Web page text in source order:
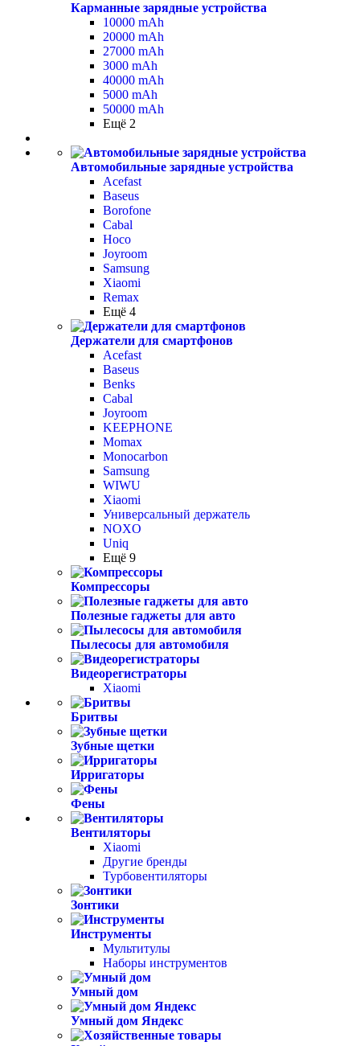
Карманные зарядные устройства
10000 mAh
20000 mAh
27000 mAh
3000 mAh
40000 mAh
5000 mAh
50000 mAh
Ещё 2
Автомобильные зарядные устройства
Acefast
Baseus
Borofone
Cabal
Hoco
Joyroom
Samsung
Xiaomi
Remax
Ещё 4
Держатели для смартфонов
Acefast
Baseus
Benks
Cabal
Joyroom
KEEPHONE
Momax
Monocarbon
Samsung
WIWU
Xiaomi
Универсальный держатель
NOXO
Uniq
Ещё 9
Компрессоры
Полезные гаджеты для авто
Пылесосы для автомобиля
Видеорегистраторы
Xiaomi
Бритвы
Зубные щетки
Ирригаторы
Фены
Вентиляторы
Xiaomi
Другие бренды
Турбовентиляторы
Зонтики
Инструменты
Мультитулы
Наборы инструментов
Умный дом
Умный дом Яндекс